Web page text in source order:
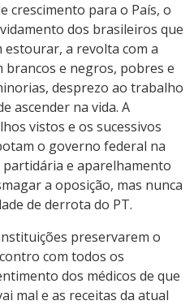
crescimento para o País, o
dos brasileiros que
estourar, a revolta com a
brancos e negros, pobres e
desprezo ao trabalho
ascender na vida. A
vistos e os sucessivos
o governo federal na
e aparelhamento
a oposição, mas nunca
de derrota do PT.
preservarem o
com todos os
dos médicos de que
mal e as receitas da atual